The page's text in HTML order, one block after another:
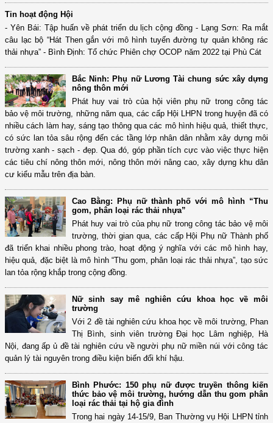
Tin hoạt động Hội
- Yên Bái: Tập huấn về phát triển du lịch cộng đồng - Lạng Sơn: Ra mắt
câu lạc bộ “Hát Then gắn với mô hình tuyến đường tự quản không rác
thải nhựa” - Bình Định: Tổ chức Phiên chợ OCOP năm 2022 tại Phù Cát
Bắc Ninh: Phụ nữ Lương Tài chung sức xây dựng
nông thôn mới
Phát huy vai trò của hội viên phụ nữ trong công tác
bảo vệ môi trường, những năm qua, các cấp Hội LHPN trong huyện đã có
nhiều cách làm hay, sáng tạo thông qua các mô hình hiệu quả, thiết thực,
có sức lan tỏa sâu rộng đến các tầng lớp nhân dân nhằm xây dựng môi
trường xanh - sạch - đẹp. Qua đó, góp phần tích cực vào việc thực hiện
các tiêu chí nông thôn mới, nông thôn mới nâng cao, xây dựng khu dân
cư kiểu mẫu trên địa bàn.
Cao Bằng: Phụ nữ thành phố với mô hình “Thu
gom, phân loại rác thải nhựa”
Phát huy vai trò của phụ nữ trong công tác bảo vệ môi
trường, thời gian qua, các cấp Hội Phụ nữ Thành phố
đã triển khai nhiều phong trào, hoạt động ý nghĩa với các mô hình hay,
hiệu quả, đặc biệt là mô hình “Thu gom, phân loại rác thải nhựa”, tạo sức
lan tỏa rộng khắp trong cộng đồng.
Nữ sinh say mê nghiên cứu khoa học về môi
trường
Với 2 đề tài nghiên cứu khoa học về môi trường, Phan
Thị Bình, sinh viên trường Đại học Lâm nghiệp, Hà
Nội, đang ấp ủ đề tài nghiên cứu về người phụ nữ miền núi với công tác
quản lý tài nguyên trong điều kiện biến đổi khí hậu.
Bình Phước: 150 phụ nữ được truyền thông kiến
thức bảo vệ môi trường, hướng dẫn thu gom phân
loại rác thải tại hộ gia đình
Trong hai ngày 14-15/9, Ban Thường vụ Hội LHPN tỉnh